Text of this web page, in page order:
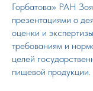
Горбатова» РАН
презентациями о
оценки и
требованиям и
целей
пищевой продукции.